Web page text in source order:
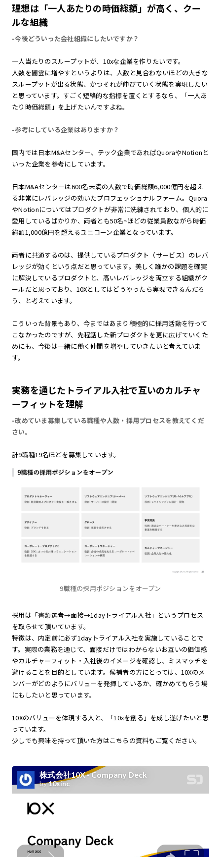
理想は「一人あたりの時価総額」が高く、クー
ルな組織
-今後どういった会社組織にしたいですか？
一人当たりのスループットが、10xな企業を作りたいです。
人数を闇雲に増やすというよりは、人数と見合わないほどの大きな
スループットが出る状態、かつそれが伸びていく状態を実現したい
と思っています。すごく短絡的な指標を置くとするなら、「一人あ
たり時価総額」を上げたいんですよね。
-参考にしている企業はありますか？
国内では日本M&Aセンター、テック企業であればQuoraやNotionと
いった企業を参考にしています。
日本M&Aセンターは600名未満の人数で時価総額6,000億円を超え
る非常にレバレッジの効いたプロフェッショナルファーム。Quora
やNotionについてはプロダクトが非常に洗練されており、個人的に
愛用しているばかりか、両者とも50名~ほどの従業員数ながら時価
総額1,000億円を超えるユニコーン企業となっています。
両者に共通するのは、提供しているプロダクト（サービス）のレバ
レッジが効くという点だと思っています。美しく誰かの課題を確実
に解決しているプロダクトと、高いレバレッジを両立する組織がク
ールだと思っており、10Xとしてはどうやったら実現できるんだろ
う、と考えています。
こういった背景もあり、今まではあまり積極的に採用活動を行って
こなかったのですが、先程話した新プロダクトを更に広げていくた
めにも、今後は一緒に働く仲間を増やしていきたいと考えていま
す。
実務を通じたトライアル入社で互いのカルチャ
ーフィットを理解
-改めていま募集している職種や人数・採用プロセスを教えてくだ
さい。
計9職種19名ほどを募集しています。
9職種の採用ポジションをオープン
採用は「書類選考→面接→1dayトライアル入社」というプロセス
を取らせて頂いています。
特徴は、内定前に必ず1dayトライアル入社を実施していることで
す。実際の業務を通じて、面接だけではわからないお互いの価値感
やカルチャーフィット・入社後のイメージを確認し、ミスマッチを
避けることを目的としています。候補者の方にとっては、10Xのメ
ンバーがどのようにバリューを発揮しているか、確かめてもらう場
にもしたいと思っています。
10Xのバリューを体現する人と、「10xを創る」を成し遂げたいと思
っています。
少しでも興味を持って頂いた方はこちらの資料もご覧ください。